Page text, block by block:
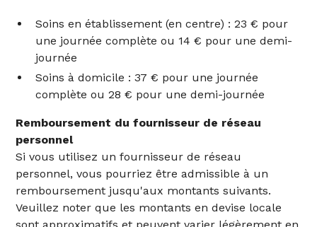
Soins en établissement (en centre) : 23 € pour
une journée complète ou 14 € pour une demi-
journée
Soins à domicile : 37 € pour une journée
complète ou 28 € pour une demi-journée
Remboursement du fournisseur de réseau
personnel
Si vous utilisez un fournisseur de réseau
personnel, vous pourriez être admissible à un
remboursement jusqu'aux montants suivants.
Veuillez noter que les montants en devise locale